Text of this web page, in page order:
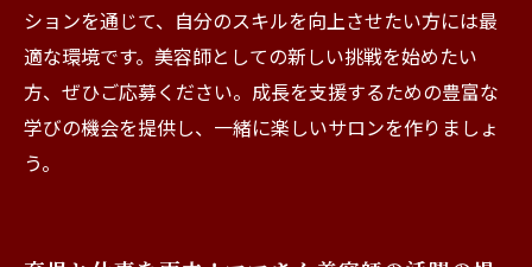
ションを通じて、自分のスキルを向上させたい方には最
適な環境です。美容師としての新しい挑戦を始めたい
方、ぜひご応募ください。成長を支援するための豊富な
学びの機会を提供し、一緒に楽しいサロンを作りましょ
う。